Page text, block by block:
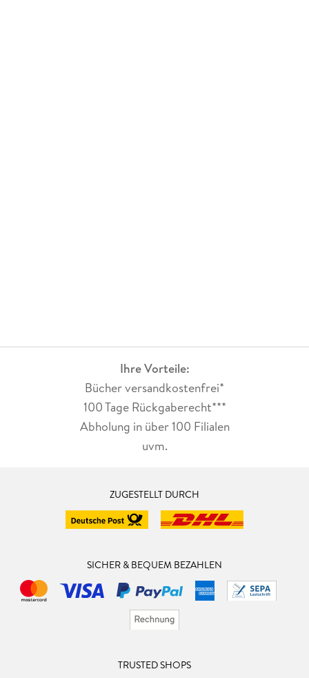
Ihre Vorteile:
Bücher versandkostenfrei*
100 Tage Rückgaberecht***
Abholung in über 100 Filialen
uvm.
ZUGESTELLT DURCH
SICHER & BEQUEM BEZAHLEN
TRUSTED SHOPS